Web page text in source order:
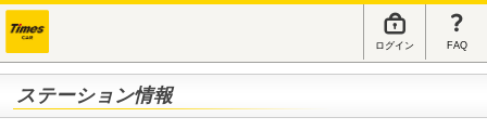
ログイン FAQ
ステーション情報